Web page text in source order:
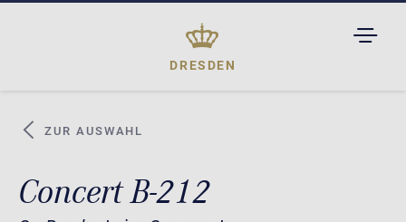
DRESDEN
ZUR AUSWAHL
Concert B-212